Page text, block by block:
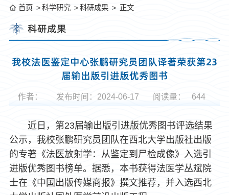
首页 科学研究 科研成果 正文
科研成果
我校法医鉴定中心张鹏研究员团队译著荣获第23
届输出版引进版优秀图书
作者： 发布时间：2024-06-17 阅读量： 644
近日，第23届输出版引进版优秀图书评选结果
公示，我校张鹏研究员团队在西北大学出版社出版
的专著《法医放射学：从鉴定到尸检成像》入选引
进版优秀图书榜单。据悉，本书获得法医学丛斌院
士在《中国出版传媒商报》撰文推荐，并入选西北